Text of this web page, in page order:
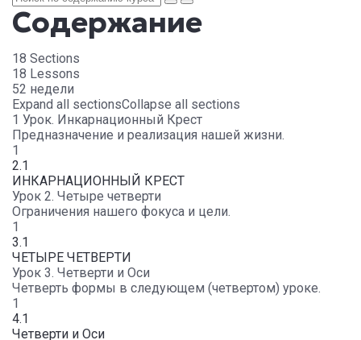
Содержание
18 Sections
18 Lessons
52 недели
Expand all sectionsCollapse all sections
1 Урок. Инкарнационный Крест
Предназначение и реализация нашей жизни.
1
2.1
ИНКАРНАЦИОННЫЙ КРЕСТ
Урок 2. Четыре четверти
Ограничения нашего фокуса и цели.
1
3.1
ЧЕТЫРЕ ЧЕТВЕРТИ
Урок 3. Четверти и Оси
Четверть формы в следующем (четвертом) уроке.
1
4.1
Четверти и Оси